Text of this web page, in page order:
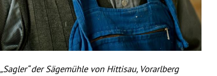
„Sagler“ der Sägemühle von Hittisau, Vorarlberg